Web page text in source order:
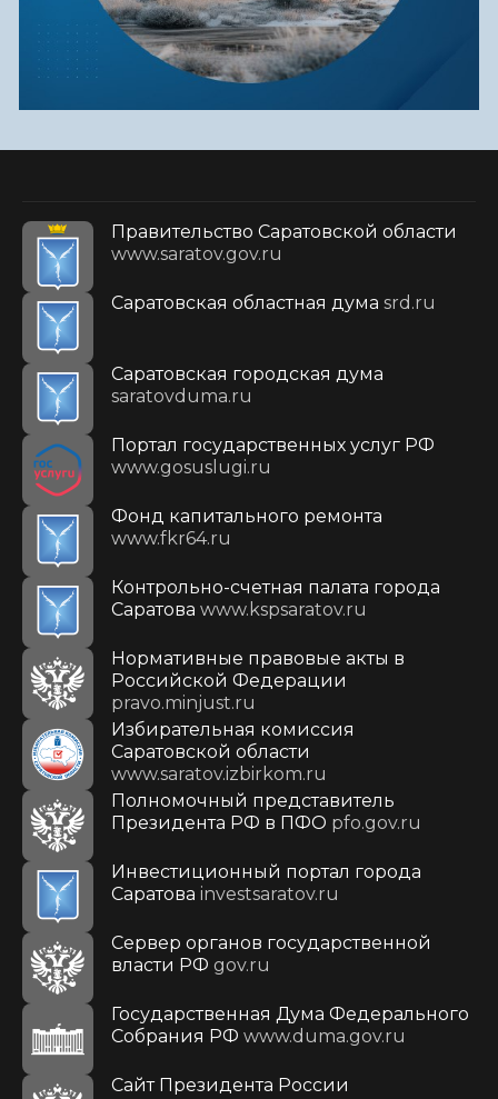
Правительство Саратовской области
www.saratov.gov.ru
Саратовская областная дума srd.ru
Саратовская городская дума
saratovduma.ru
Портал государственных услуг РФ
www.gosuslugi.ru
Фонд капитального ремонта
www.fkr64.ru
Контрольно-счетная палата города
Саратова www.kspsaratov.ru
Нормативные правовые акты в
Российской Федерации
pravo.minjust.ru
Избирательная комиссия
Саратовской области
www.saratov.izbirkom.ru
Полномочный представитель
Президента РФ в ПФО pfo.gov.ru
Инвестиционный портал города
Саратова investsaratov.ru
Сервер органов государственной
власти РФ gov.ru
Государственная Дума Федерального
Собрания РФ www.duma.gov.ru
Cайт Президента России